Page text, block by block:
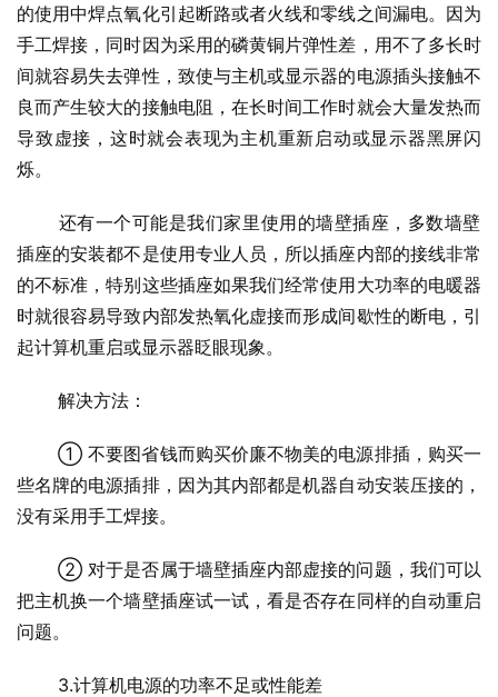
的使用中焊点氧化引起断路或者火线和零线之间漏电。因为
手工焊接，同时因为采用的磷黄铜片弹性差，用不了多长时
间就容易失去弹性，致使与主机或显示器的电源插头接触不
良而产生较大的接触电阻，在长时间工作时就会大量发热而
导致虚接，这时就会表现为主机重新启动或显示器黑屏闪
烁。
插座的安装都不是使用专业人员，所以插座内部的接线非常
的不标准，特别这些插座如果我们经常使用大功率的电暖器
时就很容易导致内部发热氧化虚接而形成间歇性的断电，引
起计算机重启或显示器眨眼现象。
解决方法：
① 不要图省钱而购买价廉不物美的电源排插，购买一
些名牌的电源插排，因为其内部都是机器自动安装压接的，
没有采用手工焊接。
② 对于是否属于墙壁插座内部虚接的问题，我们可以
把主机换一个墙壁插座试一试，看是否存在同样的自动重启
问题。
3.计算机电源的功率不足或性能差